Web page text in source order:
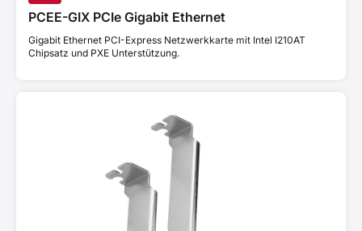
PCEE-GIX PCIe Gigabit Ethernet
Gigabit Ethernet PCI-Express Netzwerkkarte mit Intel I210AT
Chipsatz und PXE Unterstützung.